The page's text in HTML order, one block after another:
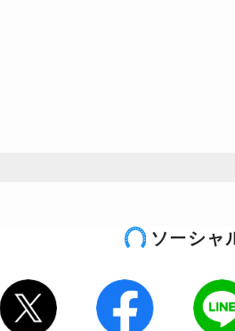
ソーシャ